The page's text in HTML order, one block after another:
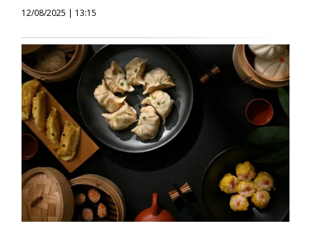
12/08/2025 | 13:15